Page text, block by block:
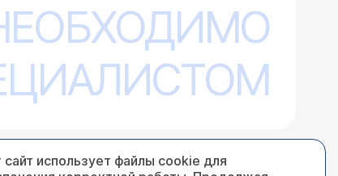
при
сайт использует файлы cookie для